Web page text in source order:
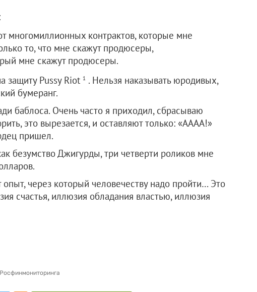
многомиллионных контрактов, которые мне
то, что мне скажут продюсеры,
мне скажут продюсеры.
защиту Pussy Riot 1 . Нельзя наказывать юродивых,
бумеранг.
баблоса. Очень часто я приходил, сбрасываю
это вырезается, и оставляют только: «АААА!»
пришел.
безумство Джигурды, три четверти роликов мне
через который человечеству надо пройти… Это
счастья, иллюзия обладания властью, иллюзия